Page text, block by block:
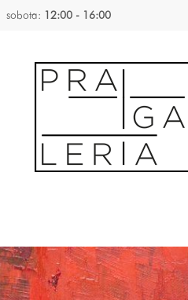
sobota: 12:00 - 16:00